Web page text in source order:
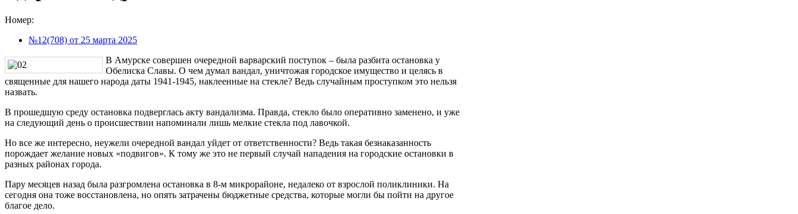
Номер:
№12(708) от 25 марта 2025
В Амурске совершен очередной варварский поступок – была разбита остановка у
Обелиска Славы. О чем думал вандал, уничтожая городское имущество и целясь в
священные для нашего народа даты 1941-1945, наклеенные на стекле? Ведь случайным проступком это нельзя
назвать.
В прошедшую среду остановка подверглась акту вандализма. Правда, стекло было оперативно заменено, и уже
на следующий день о происшествии напоминали лишь мелкие стекла под лавочкой.
Но все же интересно, неужели очередной вандал уйдет от ответственности? Ведь такая безнаказанность
порождает желание новых «подвигов». К тому же это не первый случай нападения на городские остановки в
разных районах города.
Пару месяцев назад была разгромлена остановка в 8-м микрорайоне, недалеко от взрослой поликлиники. На
сегодня она тоже восстановлена, но опять затрачены бюджетные средства, которые могли бы пойти на другое
благое дело.